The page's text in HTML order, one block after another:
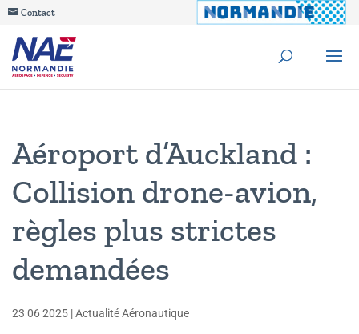
Contact
Aéroport d’Auckland :
Collision drone-avion,
règles plus strictes
demandées
23 06 2025 |Actualité Aéronautique